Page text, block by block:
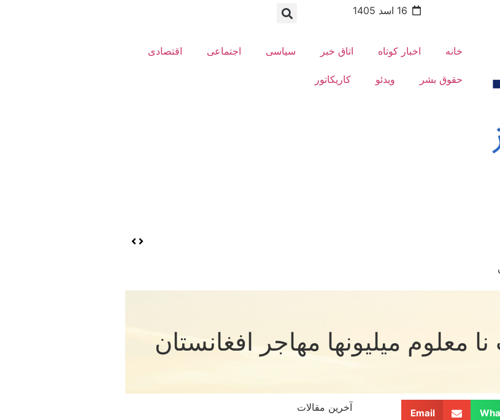
16 اسد 1405
خانه اخبار کوتاه اتاق خبر سیاسی اجتماعی اقتصادی
حقوق بشر ویدئو کاریکاتور
میلیون­ها مهاجر افغانستان
Email آخرین مقالات